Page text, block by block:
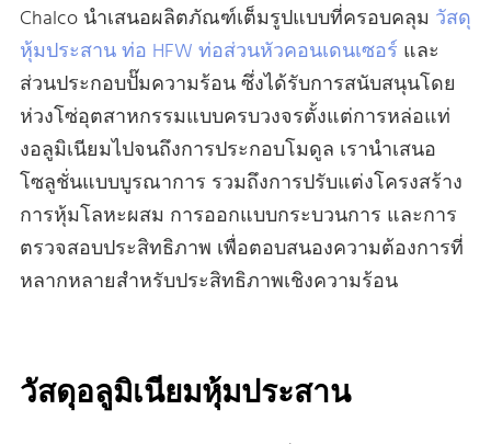
Chalco นําเสนอผลิตภัณฑ์เต็มรูปแบบที่ครอบคลุม วัสดุ
หุ้มประสานท่อ HFW ท่อส่วนหัวคอนเดนเซอร์ และ
ส่วนประกอบปั๊มความร้อน ซึ่งได้รับการสนับสนุนโดย
ห่วงโซ่อุตสาหกรรมแบบครบวงจรตั้งแต่การหล่อแท่
งอลูมิเนียมไปจนถึงการประกอบโมดูล เรานําเสนอ
โซลูชั่นแบบบูรณาการ รวมถึงการปรับแต่งโครงสร้าง
การหุ้มโลหะผสม การออกแบบกระบวนการ และการ
ตรวจสอบประสิทธิภาพ เพื่อตอบสนองความต้องการที่
หลากหลายสําหรับประสิทธิภาพเชิงความร้อน
วัสดุอลูมิเนียมหุ้มประสาน